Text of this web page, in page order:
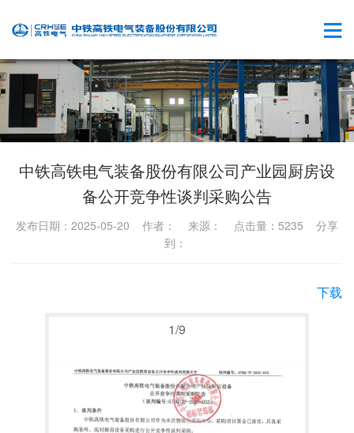
中铁高铁电气装备股份有限公司产业园厨房设
备公开竞争性谈判采购公告
发布日期：2025-05-20 作者： 来源： 点击量：5235 分享
到：
下载
1/9